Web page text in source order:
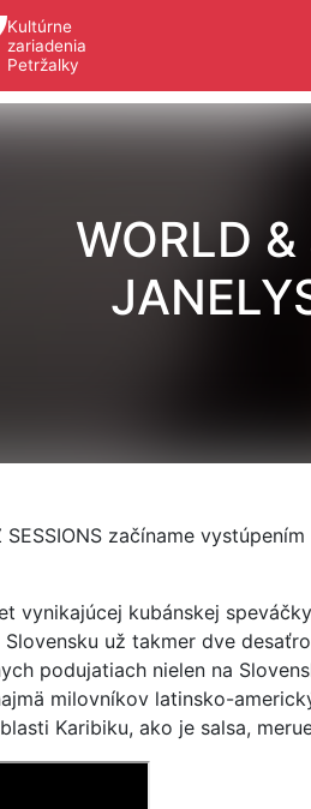
Kultúrne
zariadenia
Petržalky
WORLD
začíname
vynikajúcej kubánskej
už takmer dve
podujatiach nielen na
milovníkov latinsko-
Karibiku, ako je salsa,